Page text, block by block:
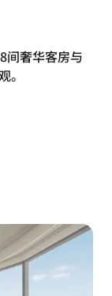
间奢华客房与
。